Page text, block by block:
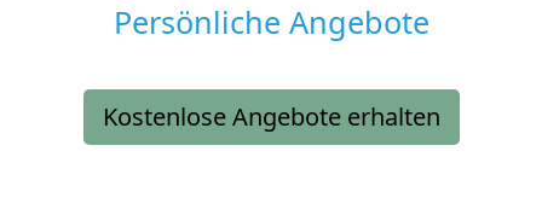
Persönliche Angebote
Kostenlose Angebote erhalten